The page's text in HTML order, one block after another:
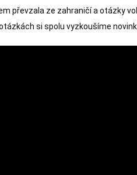
převzala ze zahraničí a otázky
si spolu vyzkoušíme